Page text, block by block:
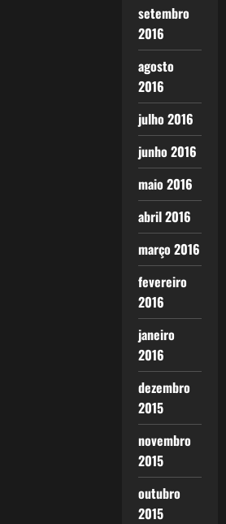
setembro
2016
agosto
2016
julho 2016
junho 2016
maio 2016
abril 2016
março 2016
fevereiro
2016
janeiro
2016
dezembro
2015
novembro
2015
outubro
2015